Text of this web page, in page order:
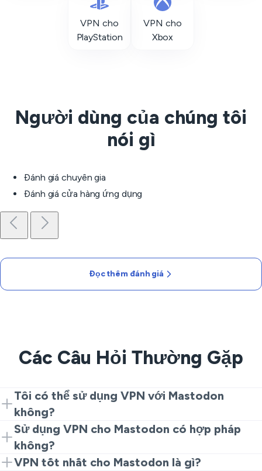
VPN cho
PlayStation
VPN cho
Xbox
Người dùng của chúng tôi
nói gì
Đánh giá chuyên gia
Đánh giá cửa hàng ứng dụng
Đọc thêm đánh giá
Các Câu Hỏi Thường Gặp
Tôi có thể sử dụng VPN với Mastodon
không?
Có. Cài đặt VeePN, kết nối với máy chủ gần đó và mở
phiên bản của bạn. Thiết lập đơn giản đó mang lại cho
bạn một con đường riêng tư và ổn định.
Sử dụng VPN cho Mastodon có hợp pháp
không?
Ở nhiều quốc gia, có. VPN bảo vệ quyền riêng tư trên
VPN tốt nhất cho Mastodon là gì?